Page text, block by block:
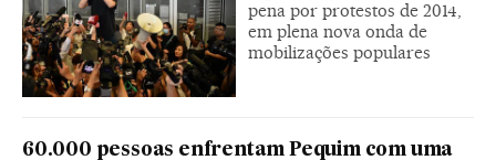
pena por protestos de 2014,
em plena nova onda de
mobilizações populares
60.000 pessoas enfrentam Pequim com uma